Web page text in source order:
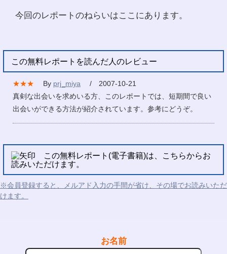
今回のレポートのねらいはここにあります。
この無料レポートを読んだ人のレビュー
★★★ By prj_miya
/ 2007-10-21
真剣な出会いを求めいる方、このレポートでは、短期間で良い
出会いができる方法が紹介されています。参考にどうぞ。
この無料レポート(電子書籍)は、こちらからお
読みいただけます。
※会員登録すると、メルアド入力の手間が省け、その場でお読みいただ
けます。
お名前